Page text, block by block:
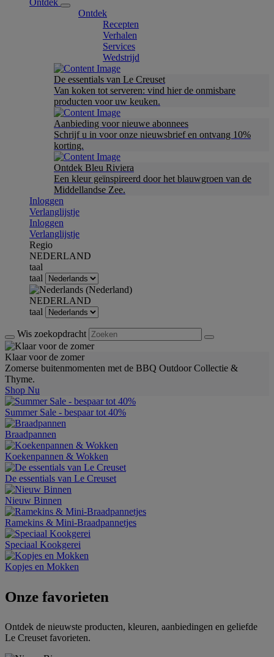
Ontdek
Ontdek
Recepten
Verhalen
Services
Wedstrijd
De essentials van Le Creuset
Van koken tot serveren: vind hier de onmisbare
producten voor uw keuken.
Aanbieding voor nieuwe abonnees
Schrijf u in voor onze nieuwsbrief en ontvang 10%
korting.
Ontdek Bleu Riviera
Een kleur geïnspireerd door het blauwgroen van de
Middellandse Zee.
Inloggen
Verlanglijstje
Inloggen
Verlanglijstje
Regio
NEDERLAND
taal
taal
NEDERLAND
taal
Wis zoekopdracht
Klaar voor de zomer
Zomerse buitenmomenten met de BBQ Outdoor Collectie &
Thyme.
Shop Nu
Summer Sale - bespaar tot 40%
Braadpannen
Koekenpannen & Wokken
De essentials van Le Creuset
Nieuw Binnen
Ramekins & Mini-Braadpannetjes
Speciaal Kookgerei
Kopjes en Mokken
Onze favorieten
Ontdek de nieuwste producten, kleuren, aanbiedingen en geliefde
Le Creuset favorieten.